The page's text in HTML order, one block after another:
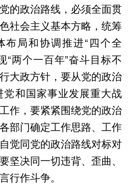
的政治路线，必须全面贯
社会主义基本方略，统筹
布局和协调推进“四个全
“两个一百年”奋斗目标不
大政方针，要从党的政治
和国家事业发展重大战
作，要紧紧围绕党的政治
部门确定工作思路、工作
觉同党的政治路线对标对
坚决同一切违背、歪曲、
行作斗争。